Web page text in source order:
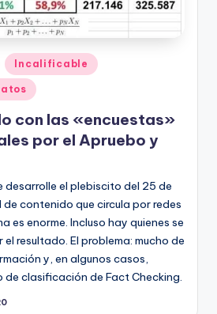
Incalificable
con las «encuestas»
por el Apruebo y
desarrolle el plebiscito del 25 de
contenido que circula por redes
es enorme. Incluso hay quienes se
resultado. El problema: mucho de
y, en algunos casos,
de clasificación de Fact Checking.